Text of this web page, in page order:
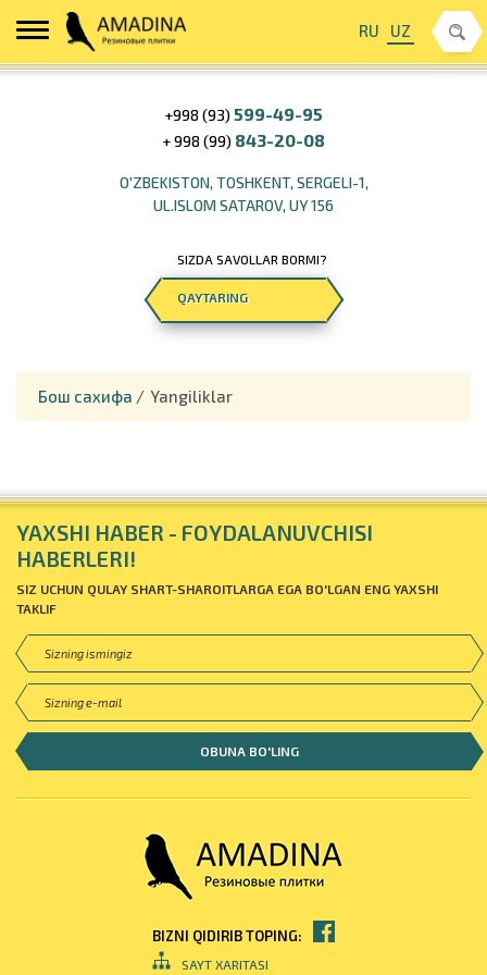
RU UZ
+998 (93)599-49-95
+ 998 (99) 843-20-08
O'ZBEKISTON, TOSHKENT, SERGELI-1,
UL.ISLOM SATAROV, UY 156
SIZDA SAVOLLAR BORMI?
QAYTARING
Бош сахифа / Yangiliklar
YAXSHI HABER - FOYDALANUVCHISI
HABERLERI!
SIZ UCHUN QULAY SHART-SHAROITLARGA EGA BO'LGAN ENG YAXSHI
TAKLIF
BIZNI QIDIRIB TOPING:
SAYT XARITASI